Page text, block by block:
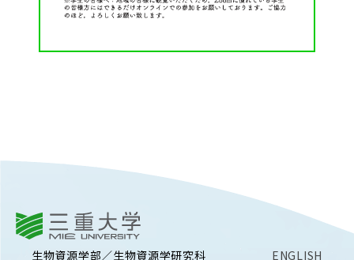
生物資源学部／生物資源学研究科 ENGLISH